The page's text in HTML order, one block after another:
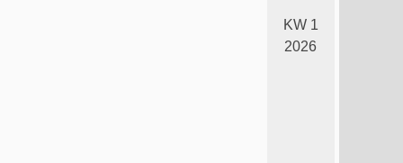
KW 1
2026